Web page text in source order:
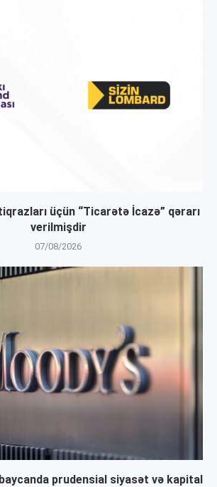
üçün “Ticarətə İcazə” qərarı
verilmişdir
07/08/2026
prudensial siyasət və kapital